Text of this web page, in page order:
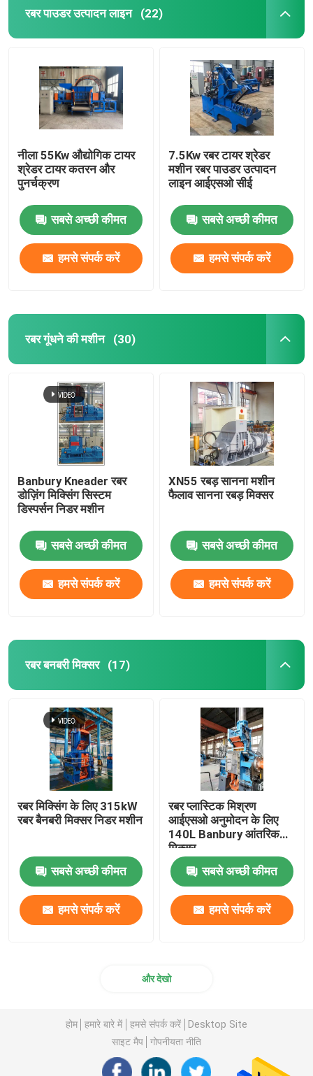
रबर पाउडर उत्पादन लाइन (22)
नीला 55Kw औद्योगिक टायर
श्रेडर टायर कतरन और
पुनर्चक्रण
सबसे अच्छी कीमत
हमसे संपर्क करें
7.5Kw रबर टायर श्रेडर
मशीन रबर पाउडर उत्पादन
लाइन आईएसओ सीई
सबसे अच्छी कीमत
हमसे संपर्क करें
रबर गूंधने की मशीन (30)
Banbury Kneader रबर
डोज़िंग मिक्सिंग सिस्टम
डिस्पर्सन निडर मशीन
सबसे अच्छी कीमत
हमसे संपर्क करें
XN55 रबड़ सानना मशीन
फैलाव सानना रबड़ मिक्सर
सबसे अच्छी कीमत
हमसे संपर्क करें
रबर बनबरी मिक्सर (17)
रबर मिक्सिंग के लिए 315kW
रबर बैनबरी मिक्सर निडर मशीन
सबसे अच्छी कीमत
हमसे संपर्क करें
रबर प्लास्टिक मिश्रण
आईएसओ अनुमोदन के लिए
140L Banbury आंतरिक
मिक्सर
सबसे अच्छी कीमत
हमसे संपर्क करें
और देखो
होम हमारे बारे में हमसे संपर्क करें
Desktop Site
साइट मैप
गोपनीयता नीति